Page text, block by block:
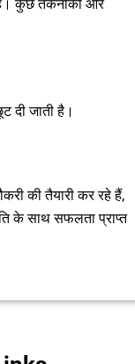
है। कुछ तकनीकी और
दी जाती है।
की तैयारी कर रहे हैं,
के साथ सफलता प्राप्त